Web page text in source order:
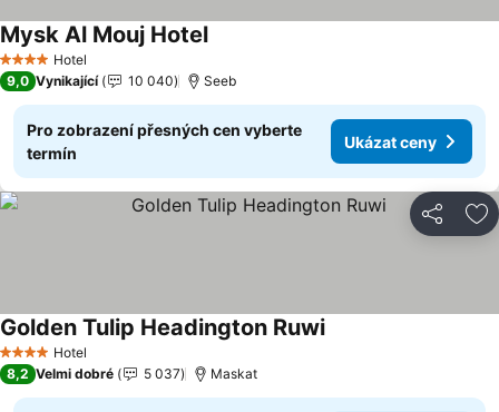
4 Počet hvězdiček
Hotel
Mysk Al Mouj HotelUkázat ceny
9,0 Vynikající 10 040 Seeb
Pro zobrazení přesných cen vyberte
termín
Ukázat ceny
Sdílet
4 Počet hvězdiček
Hotel
Golden Tulip Headington RuwiUkázat ceny
8,2 Velmi dobré 5 037 Maskat